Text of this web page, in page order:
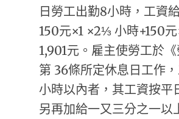
日勞工出勤8小時，工資
150元×1 ×2⅓ 小時+150
1,901元。雇主使勞工於《
第 36條所定休息日工作
小時以內者，其工資按平
另再加給一又三分之一以